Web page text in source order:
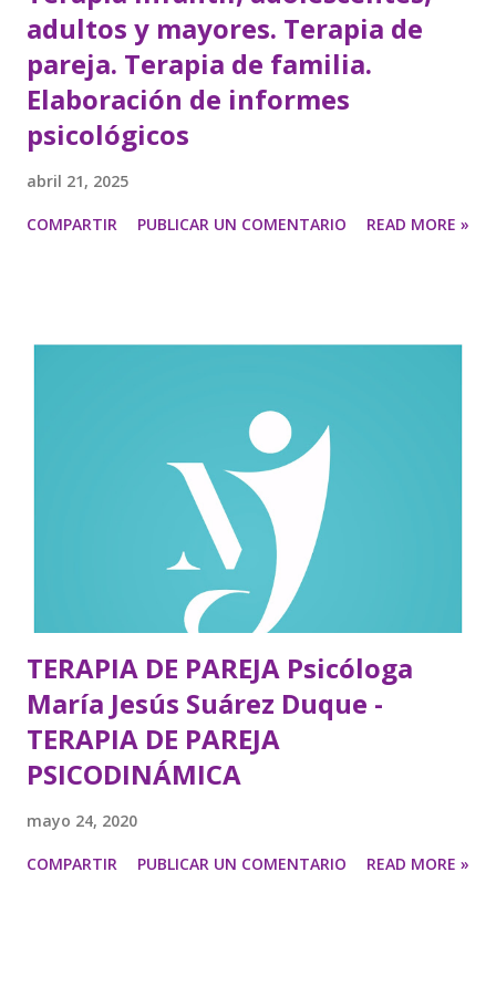
adultos y mayores. Terapia de
pareja. Terapia de familia.
Elaboración de informes
psicológicos
abril 21, 2025
COMPARTIR PUBLICAR UN COMENTARIO READ MORE »
TERAPIA DE PAREJA Psicóloga
María Jesús Suárez Duque -
TERAPIA DE PAREJA
PSICODINÁMICA
mayo 24, 2020
COMPARTIR PUBLICAR UN COMENTARIO READ MORE »